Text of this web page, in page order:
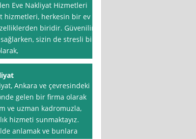
Eve Nakliyat Hizmetleri
hizmetleri, herkesin bir ev
biridir. Güvenilir
sizin de stresli bir
Ankara ve çevresindeki
gelen bir firma olarak
ve uzman kadromuzla,
hizmeti sunmaktayız.
anlamak ve bunlara